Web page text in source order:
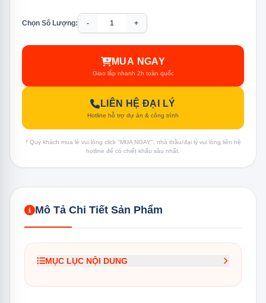
Chọn Số Lượng: - +
MUA NGAY
Giao lắp nhanh 2h toàn quốc
LIÊN HỆ ĐẠI LÝ
Hotline hỗ trợ dự án & công trình
* Quý khách mua lẻ vui lòng click "MUA NGAY", nhà thầu/đại lý vui lòng liên hệ
hotline để có chiết khấu sâu nhất.
Mô Tả Chi Tiết Sản Phẩm
MỤC LỤC NỘI DUNG